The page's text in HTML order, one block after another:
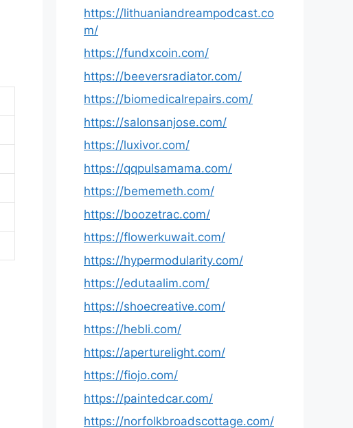
https://lithuaniandreampodcast.co
m/
https://fundxcoin.com/
https://beeversradiator.com/
https://biomedicalrepairs.com/
https://salonsanjose.com/
https://luxivor.com/
https://qqpulsamama.com/
https://bememeth.com/
https://boozetrac.com/
https://flowerkuwait.com/
https://hypermodularity.com/
https://edutaalim.com/
https://shoecreative.com/
https://hebli.com/
https://aperturelight.com/
https://fiojo.com/
https://paintedcar.com/
https://norfolkbroadscottage.com/